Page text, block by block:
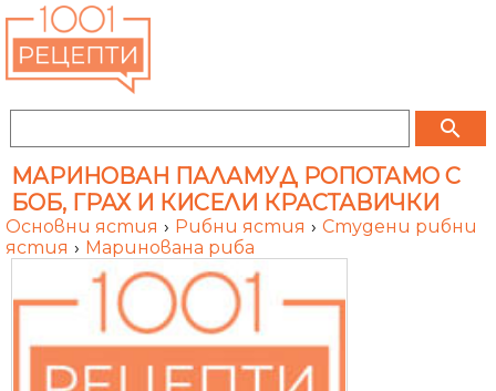
search
МАРИНОВАН ПАЛАМУД РОПОТАМО С
БОБ, ГРАХ И КИСЕЛИ КРАСТАВИЧКИ
Основни ястия › Рибни ястия › Студени рибни
ястия › Маринована риба